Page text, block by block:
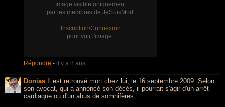
Image visible uniquement
par les membres de JeSuisMort.
Inscription/Connexion
pour voir l'image
Répondre - il y a 8 ans
Donias Il est retrouvé mort chez lui, le 16 septembre 2009. Selon
son avocat, qui a annoncé son décès, il pourrait s'agir d'un arrêt
cardiaque ou d'un abus de somnifères.